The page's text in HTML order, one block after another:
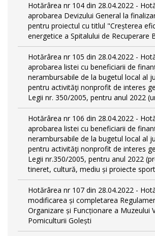
Hotărârea nr 104 din 28.04.2022 -
aprobarea Devizului General la
pentru proiectul cu titlul "Creșterea
energetice a Spitalului de Recuperare
Hotărârea nr 105 din 28.04.2022 -
aprobarea listei cu beneficiarii de
nerambursabile de la bugetul local al
pentru activităţi nonprofit de interes
Legii nr. 350/2005, pentru anul 2022
Hotărârea nr 106 din 28.04.2022 -
aprobarea listei cu beneficiarii de
nerambursabile de la bugetul local al
pentru activităţi nonprofit de interes
Legii nr.350/2005, pentru anul 2022
tineret, cultură, mediu și proiecte
Hotărârea nr 107 din 28.04.2022 -
modificarea și completarea
Organizare și Funcționare a Muzeului
Pomiculturii Golești